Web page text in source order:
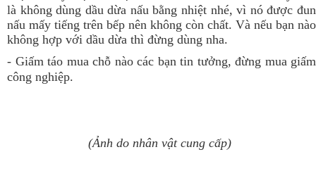
là không dùng dầu dừa nấu bằng nhiệt nhé, vì nó được đun
nấu mấy tiếng trên bếp nên không còn chất. Và nếu bạn nào
không hợp với dầu dừa thì đừng dùng nha.
- Giấm táo mua chỗ nào các bạn tin tưởng, đừng mua giấm
công nghiệp.
(Ảnh do nhân vật cung cấp)